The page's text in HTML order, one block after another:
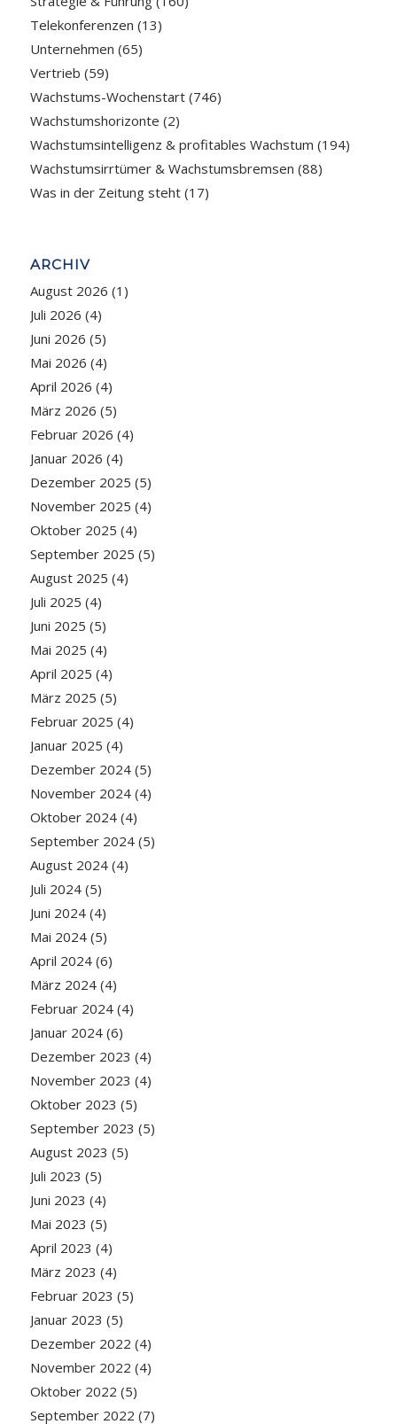
Telekonferenzen (13)
Unternehmen (65)
Vertrieb (59)
Wachstums-Wochenstart(746)
Wachstumshorizonte (2)
Wachstumsintelligenz & profitables Wachstum (194)
Wachstumsirrtümer & Wachstumsbremsen (88)
Was in der Zeitung steht(17)
ARCHIV
August 2026 (1)
Juli 2026 (4)
Juni 2026 (5)
Mai 2026 (4)
April 2026 (4)
März 2026 (5)
Februar 2026 (4)
Januar 2026 (4)
Dezember 2025 (5)
November 2025 (4)
Oktober 2025 (4)
September 2025 (5)
August 2025 (4)
Juli 2025 (4)
Juni 2025 (5)
Mai 2025 (4)
April 2025 (4)
März 2025 (5)
Februar 2025 (4)
Januar 2025 (4)
Dezember 2024(5)
November 2024(4)
Oktober 2024(4)
September 2024(5)
August 2024(4)
Juli 2024(5)
Juni 2024(4)
Mai 2024(5)
April 2024(6)
März 2024(4)
Februar 2024(4)
Januar 2024(6)
Dezember 2023 (4)
November 2023 (4)
Oktober 2023 (5)
September 2023 (5)
August 2023 (5)
Juli 2023 (5)
Juni 2023 (4)
Mai 2023 (5)
April 2023 (4)
März 2023 (4)
Februar 2023 (5)
Januar 2023 (5)
Dezember 2022 (4)
November 2022 (4)
Oktober 2022 (5)
September 2022 (7)